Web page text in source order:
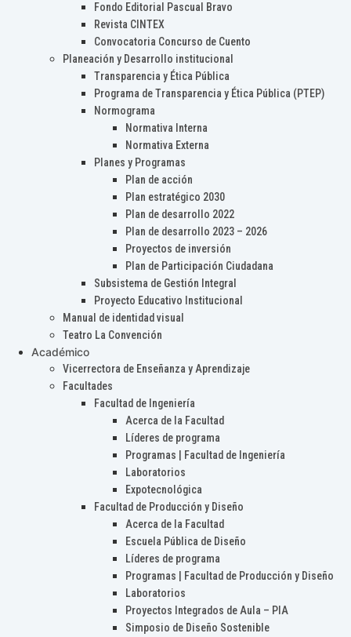
Fondo Editorial Pascual Bravo
Revista CINTEX
Convocatoria Concurso de Cuento
Planeación y Desarrollo institucional
Transparencia y Ética Pública
Programa de Transparencia y Ética Pública (PTEP)
Normograma
Normativa Interna
Normativa Externa
Planes y Programas
Plan de acción
Plan estratégico 2030
Plan de desarrollo 2022
Plan de desarrollo 2023 – 2026
Proyectos de inversión
Plan de Participación Ciudadana
Subsistema de Gestión Integral
Proyecto Educativo Institucional
Manual de identidad visual
Teatro La Convención
Académico
Vicerrectora de Enseñanza y Aprendizaje
Facultades
Facultad de Ingeniería
Acerca de la Facultad
Líderes de programa
Programas | Facultad de Ingeniería
Laboratorios
Expotecnológica
Facultad de Producción y Diseño
Acerca de la Facultad
Escuela Pública de Diseño
Líderes de programa
Programas | Facultad de Producción y Diseño
Laboratorios
Proyectos Integrados de Aula – PIA
Simposio de Diseño Sostenible